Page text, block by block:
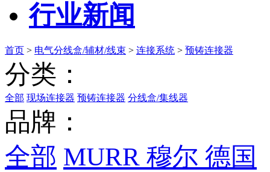
行业新闻
首页 > 电气分线盒/辅材/线束 > 连接系统 > 预铸连接器
分类：
全部 现场连接器 预铸连接器 分线盒/集线器
品牌：
全部 MURR 穆尔 德国